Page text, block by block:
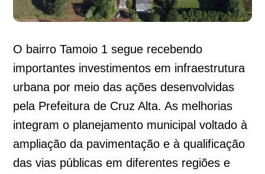
O bairro Tamoio 1 segue recebendo
importantes investimentos em infraestrutura
urbana por meio das ações desenvolvidas
pela Prefeitura de Cruz Alta. As melhorias
integram o planejamento municipal voltado à
ampliação da pavimentação e à qualificação
das vias públicas em diferentes regiões e